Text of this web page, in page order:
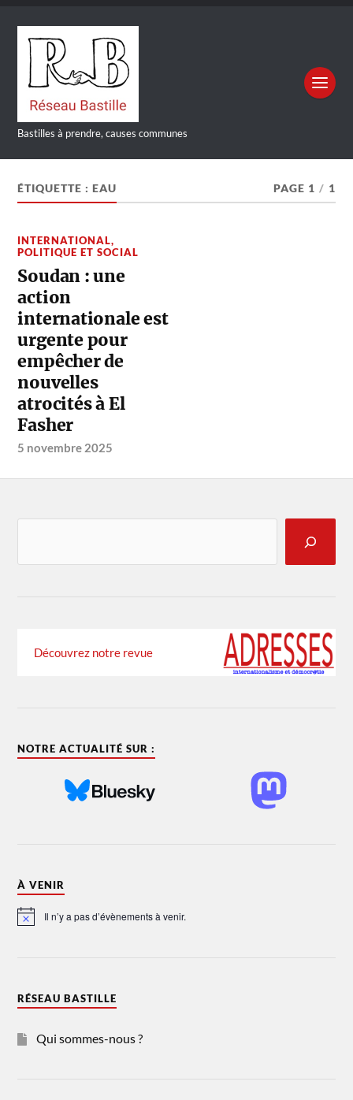
Bastilles à prendre, causes communes
ÉTIQUETTE :EAU PAGE 1 / 1
INTERNATIONAL,
POLITIQUE ET SOCIAL
Soudan : une
action
internationale est
urgente pour
empêcher de
nouvelles
atrocités à El
Fasher
5 novembre 2025
Découvrez notre revue
NOTRE ACTUALITÉ SUR :
À VENIR
Notice Il n’y a pas d’évènements à venir.
RÉSEAU BASTILLE
Qui sommes-nous ?